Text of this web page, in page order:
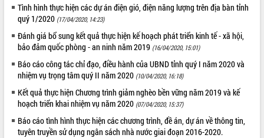
VIDEO
Tình hình thực hiện các dự án điện gió, điện năng lượng trên địa bàn tỉnh
quý 1/2020 (17/04/2020, 14:23)
Đánh giá bổ sung kết quả thực hiện kế hoạch phát triển kinh tế - xã hội,
bảo đảm quốc phòng - an ninh năm 2019 (16/04/2020, 15:01)
Báo cáo công tác chỉ đạo, điều hành của UBND tỉnh quý I năm 2020 và
nhiệm vụ trọng tâm quý II năm 2020 (10/04/2020, 16:18)
Kết quả thực hiện Chương trình giảm nghèo bền vững năm 2019 và kế
hoạch triển khai nhiệm vụ năm 2020 (07/04/2020, 15:37)
Báo cáo tình hình thực hiện các chương trình, đề án, dự án về thông tin,
tuyên truyền sử dụng ngân sách nhà nước giai đoạn 2016-2020.